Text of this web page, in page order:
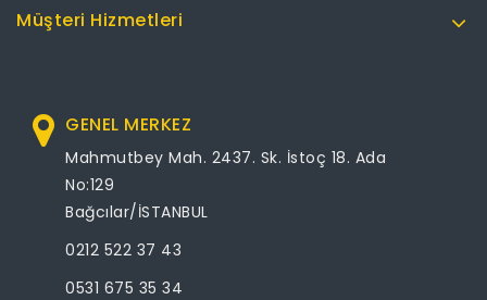
Müşteri Hizmetleri
GENEL MERKEZ
Mahmutbey Mah. 2437. Sk. İstoç 18. Ada
No:129
Bağcılar/İSTANBUL
0212 522 37 43
0531 675 35 34